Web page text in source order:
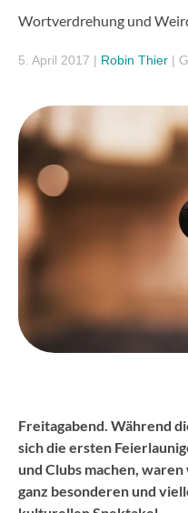
Wortverdrehung und
5. April 2017 | Robin Thier |
Freitagabend. Während
sich die ersten
und Clubs machen,
ganz besonderen und